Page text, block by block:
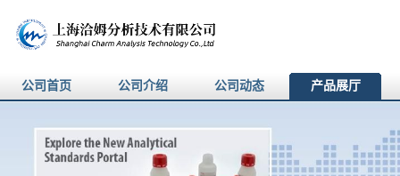
公司首页 公司介绍 公司动态 产品展厅